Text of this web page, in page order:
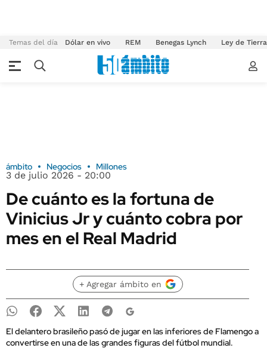
Temas del día Dólar en vivo REM Benegas Lynch Ley de
ámbito Negocios Millones
3 de julio 2026 - 20:00
De cuánto es la fortuna de
Vinicius Jr y cuánto cobra por
mes en el Real Madrid
+ Agregar ámbito en
El delantero brasileño pasó de jugar en las inferiores de Flamengo a
convertirse en una de las grandes figuras del fútbol mundial.